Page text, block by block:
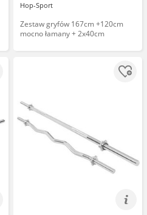
Hop-Sport
Zestaw gryfów 167cm +120cm
mocno łamany + 2x40cm